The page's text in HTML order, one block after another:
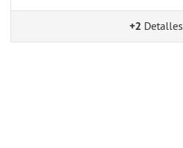
+2 Detalles